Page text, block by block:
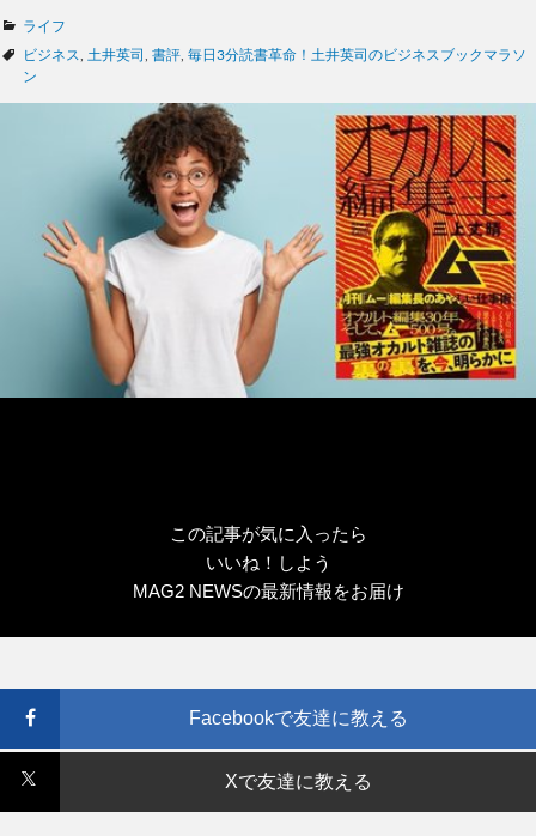
カ
テ
ゴ
ライフ
タ
グ
ビジネス 土井英司 書評 毎日3分読書革命！土井英司のビジネスブックマラソ
ン
この記事が気に入ったら
いいね！しよう
MAG2 NEWSの最新情報をお届け
Facebookで友達に教える
Xで友達に教える